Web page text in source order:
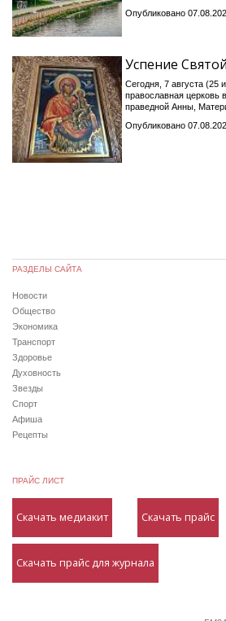
Опубликовано
Успение
Сегодня, 7 августа (25
православная церковь
праведной Анны,
Опубликовано
РАЗДЕЛЫ САЙТА
Новости
Общество
Экономика
Транспорт
Здоровье
Духовность
Звезды
Спорт
Афиша
Рецепты
ПРАЙС ЛИСТ
Скачать медиакит Скачать прайс
Скачать прайс для журнала